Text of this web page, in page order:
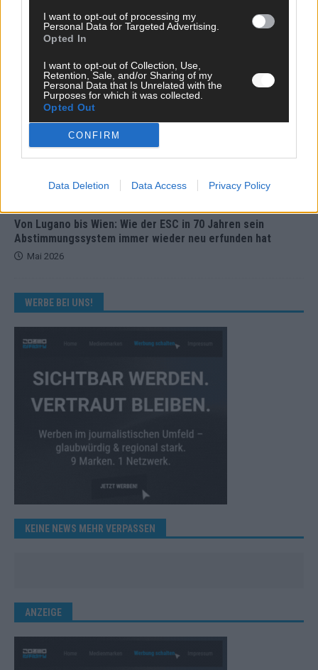
I want to opt-out of processing my
Personal Data for Targeted Advertising.
Opted In
I want to opt-out of Collection, Use,
Retention, Sale, and/or Sharing of my
Personal Data that Is Unrelated with the
Purposes for which it was collected.
Opted Out
CONFIRM
Data Deletion Data Access Privacy Policy
EUROVISION
und wer wann auf die Bühne kommt
Mai 2026
KOMMENTAR
Eurovision 2026: Der große Finale-Check – alle 25 Acts und
ihre Siegchancen
EUROVISION
Von Lugano bis Wien: Wie der ESC in 70 Jahren sein
Abstimmungssystem immer wieder neu erfunden hat
Mai 2026
WERBE BEI UNS!
KEINE NEWS MEHR VERPASSEN
ANZEIGE